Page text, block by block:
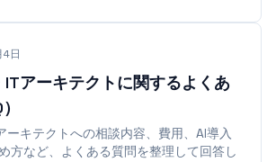
日
ITアーキテクトに関するよくあ
ーキテクトへの相談内容、費用、AI導入
方など、よくある質問を整理して回答し